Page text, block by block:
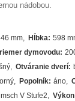
nádobou.
mm Hĺbka: 598
dymovodu:
Otváranie dverí:
Popolník: áno
V Stufe2